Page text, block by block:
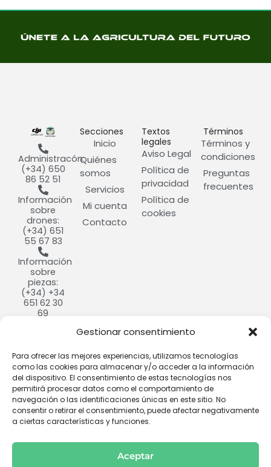
Gestionar consentimiento
Para ofrecer las mejores experiencias, utilizamos tecnologías
como las cookies para almacenar y/o acceder a la información
del dispositivo. El consentimiento de estas tecnologías nos
permitirá procesar datos como el comportamiento de
navegación o las identificaciones únicas en este sitio. No
consentir o retirar el consentimiento, puede afectar negativamente
a ciertas características y funciones.
Aceptar
Administracón:
(+34) 650
86 52 51
Información
sobre
drones:
(+34) 651
55 67 83
Información
sobre
piezas:
(+34) +34
651 62 30
69
info@cultivdron.com​
Calle
Ramón y
Cajal, 9,
37184
Villares de
la Reina,
Salamanca​
Secciones
Inicio
Quiénes
somos
Servicios
Mi cuenta
Contacto
Textos
legales
Aviso Legal
Política de
privacidad
Política de
cookies
Términos
Términos y
condiciones
Preguntas
frecuentes